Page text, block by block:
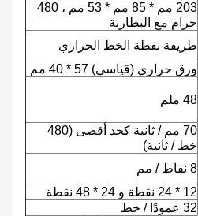
203 مم * 85 مم * 53 مم ، 480
جرام مع البطارية
طريقة نقطة الخط الحراري
ورق حراري (قياسي) 57 * 40 مم
48 ملم
70 مم / ثانية كحد أقصى (480
خط / ثانية)
8 نقاط / مم
12 * 24 نقطة و 24 * 48 نقطة
32 عمودًا / خط